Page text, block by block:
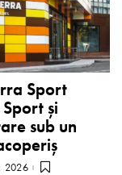
Sport
și
sub un
2026